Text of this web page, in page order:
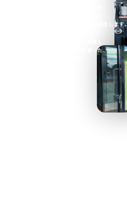
九州や地方を中心に、国産の食材を使用します。
日々の生活に、PFCバランスを意識し、
健康的で、安心・安全な食材を使った、